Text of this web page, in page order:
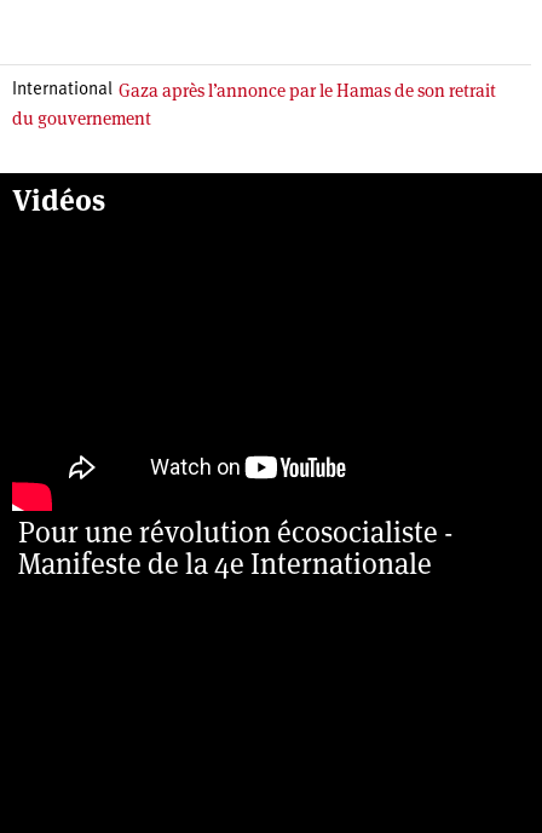
International Gaza après l’annonce par le Hamas de son retrait
du gouvernement
Vidéos
Pour une révolution écosocialiste -
Manifeste de la 4e Internationale